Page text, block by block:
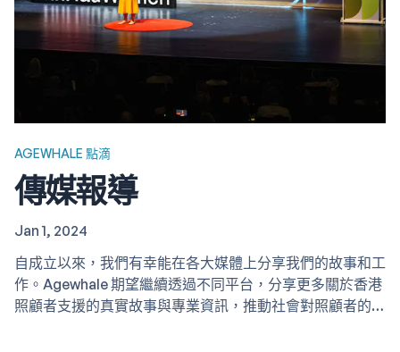
AGEWHALE 點滴
傳媒報導
Jan 1, 2024
自成立以來，我們有幸能在各大媒體上分享我們的故事和工
作。Agewhale 期望繼續透過不同平台，分享更多關於香港
照顧者支援的真實故事與專業資訊，推動社會對照顧者的理